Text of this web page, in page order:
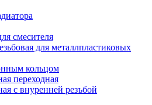
смесителя
для металлпластиковых
кольцом
переходная
с внуренней резъбой